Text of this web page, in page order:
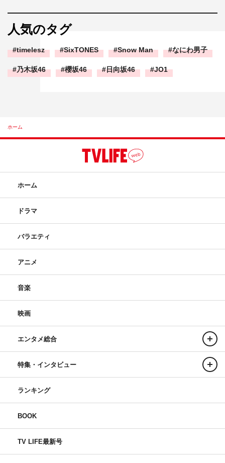
人気のタグ
timelesz SixTONES Snow Man なにわ男子
乃木坂46 櫻坂46 日向坂46 JO1
ホーム
ホーム
ドラマ
バラエティ
アニメ
音楽
映画
エンタメ総合
特集・インタビュー
ランキング
BOOK
TV LIFE最新号